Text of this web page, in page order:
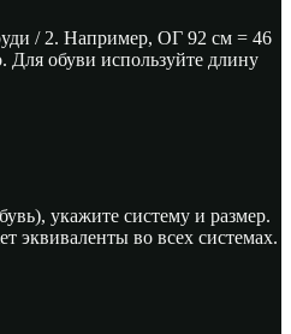
/ 2. Например, ОГ 92 см = 46
обуви используйте длину
укажите систему и размер.
эквиваленты во всех системах.